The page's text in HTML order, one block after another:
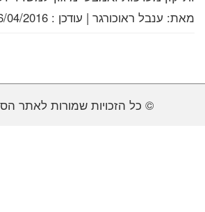
מאת: ענבל ראוכורגר | עודכן : 04/2016
© כל הזכויות שמורות לאתר